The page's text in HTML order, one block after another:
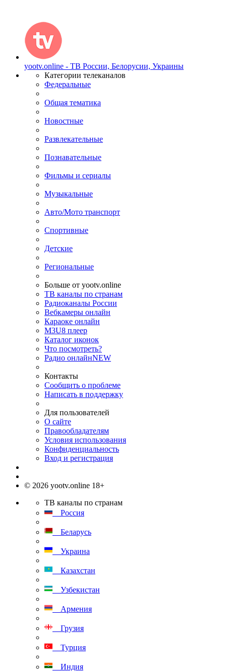
yootv.online - ТВ России, Белорусии, Украины
Категории телеканалов
Федеральные
Общая тематика
Новостные
Развлекательные
Познавательные
Фильмы и сериалы
Музыкальные
Авто/Мото транспорт
Спортивные
Детские
Региональные
Больше от yootv.online
ТВ каналы по странам
Радиоканалы России
Вебкамеры онлайн
Караоке онлайн
M3U8 плеер
Каталог иконок
Что посмотреть?
Радио онлайнNEW
Контакты
Сообщить о проблеме
Написать в поддержку
Для пользователей
О сайте
Правообладателям
Условия использования
Конфиденциальность
Вход и регистрация
© 2026 yootv.online 18+
ТВ каналы по странам
Россия
Беларусь
Украина
Казахстан
Узбекистан
Армения
Грузия
Турция
Индия